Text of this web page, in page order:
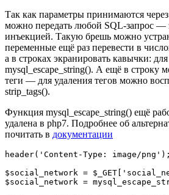
Так как параметры принимаются
можно передать любой SQL-запрос —
инъекцией. Такую брешь можно
переменные ещё раз перевести в
а в строках экранировать кавычки:
mysql_escape_string(). А ещё в строку
теги — для удаления тегов можно
strip_tags().
Функция mysql_escape_string() ещё
удалена в php7. Подробнее об
почитать в документации
header('Content-Type: image/png');
$social_network =
$social_network =